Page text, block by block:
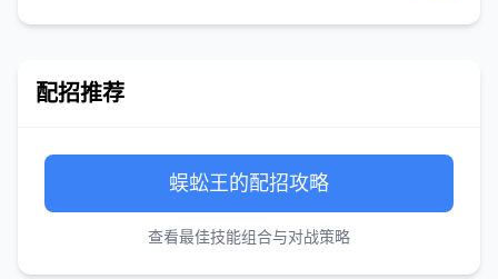
配招推荐
蜈蚣王的配招攻略
查看最佳技能组合与对战策略